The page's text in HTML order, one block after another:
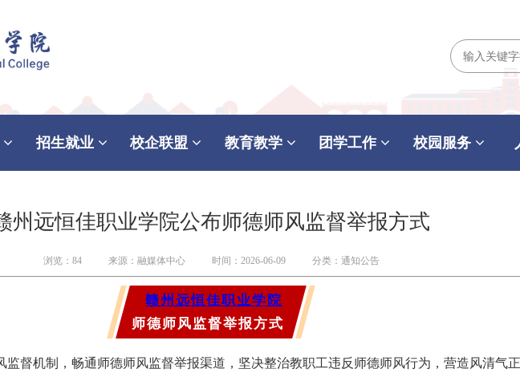
招生就业 校企联盟 教育教学 团学工作 校园服务
州远恒佳职业学院公布师德师风监督举报方式
浏览：84 来源：融媒体中心 时间：2026-06-09 分类：通知公告
赣州远恒佳职业学院
师德师风监督举报方式
督机制，畅通师德师风监督举报渠道，坚决整治教职工违反师德师风行为，营造风清气